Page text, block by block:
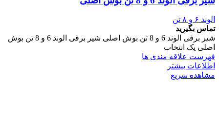
الوند ۶ و ۸ تن
تماس بگیرید
شیر برقی الوند 6 و 8 تن بوش اصلی شیر برقی الوند 6 و 8 تن بوش
اصلی یک انتخاب
فهرست علاقه مندی ها
اطلاعات بیشتر
مشاهده سریع